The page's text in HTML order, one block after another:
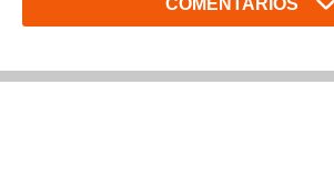
COMENTARIOS